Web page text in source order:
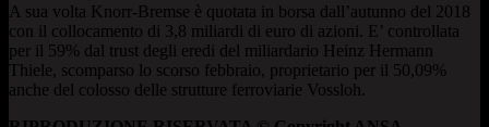
A sua volta Knorr-Bremse è quotata in borsa dall’autunno del 2018
con il collocamento di 3,8 miliardi di euro di azioni. E’ controllata
per il 59% dal trust degli eredi del miliardario Heinz Hermann
Thiele, scomparso lo scorso febbraio, proprietario per il 50,09%
anche del colosso delle strutture ferroviarie Vossloh.